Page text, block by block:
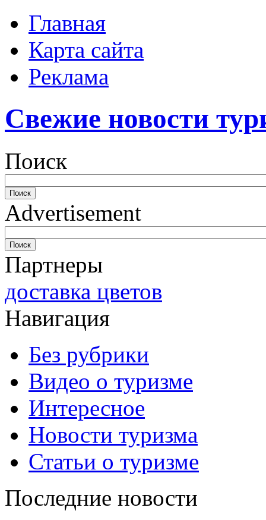
Главная
Карта сайта
Реклама
Свежие новости
Поиск
Advertisement
Партнеры
доставка цветов
Навигация
Без рубрики
Видео о туризме
Интересное
Новости туризма
Статьи о туризме
Последние новости